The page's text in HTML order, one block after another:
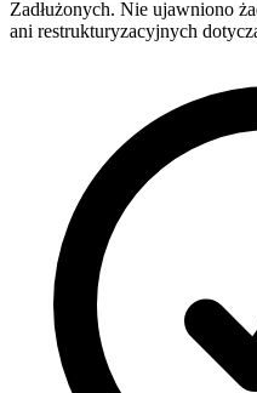
Zadłużonych. Nie ujawniono
ani restrukturyzacyjnych